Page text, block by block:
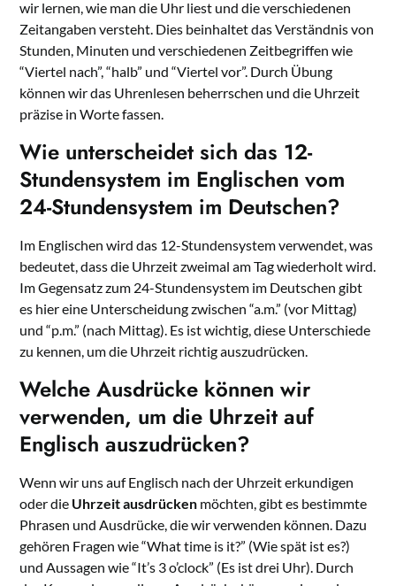
wir lernen, wie man die Uhr liest und die verschiedenen
Zeitangaben versteht. Dies beinhaltet das Verständnis von
Stunden, Minuten und verschiedenen Zeitbegriffen wie
“Viertel nach”, “halb” und “Viertel vor”. Durch Übung
können wir das Uhrenlesen beherrschen und die Uhrzeit
präzise in Worte fassen.
Wie unterscheidet sich das 12-
Stundensystem im Englischen vom
24-Stundensystem im Deutschen?
Im Englischen wird das 12-Stundensystem verwendet, was
bedeutet, dass die Uhrzeit zweimal am Tag wiederholt wird.
Im Gegensatz zum 24-Stundensystem im Deutschen gibt
es hier eine Unterscheidung zwischen “a.m.” (vor Mittag)
und “p.m.” (nach Mittag). Es ist wichtig, diese Unterschiede
zu kennen, um die Uhrzeit richtig auszudrücken.
Welche Ausdrücke können wir
verwenden, um die Uhrzeit auf
Englisch auszudrücken?
Wenn wir uns auf Englisch nach der Uhrzeit erkundigen
oder die Uhrzeit ausdrücken möchten, gibt es bestimmte
Phrasen und Ausdrücke, die wir verwenden können. Dazu
gehören Fragen wie “What time is it?” (Wie spät ist es?)
und Aussagen wie “It’s 3 o’clock” (Es ist drei Uhr). Durch